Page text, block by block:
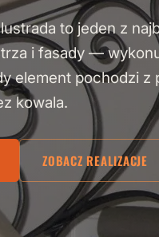
to jeden z
i fasady —
element pochodzi z
kowala.
ZOBACZ REALIZACJE